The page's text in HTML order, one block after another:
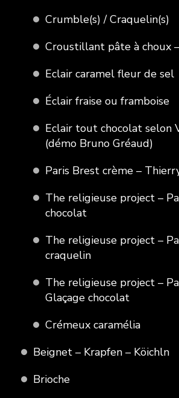
Crumble(s) / Craquelin(s)
Croustillant pâte à choux
Eclair caramel fleur de sel
Éclair fraise ou framboise
Eclair tout chocolat selon
(démo Bruno Gréaud)
Paris Brest crème –
The religieuse project –
chocolat
The religieuse project –
craquelin
The religieuse project –
Glaçage chocolat
Crémeux caramélia
Beignet – Krapfen – Köichln
Brioche